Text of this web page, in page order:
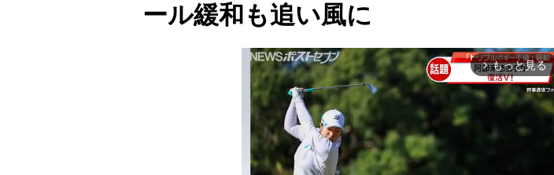
ール緩和も追い風に
arrow_forward_ios もっと見る